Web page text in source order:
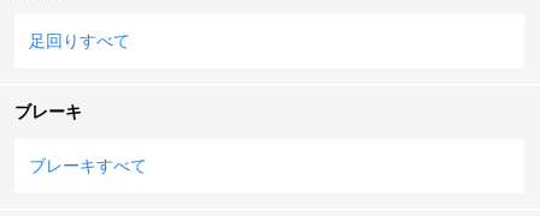
足回りすべて
ブレーキ
ブレーキすべて